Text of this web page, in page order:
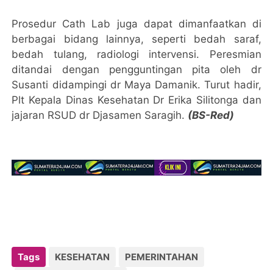
Prosedur Cath Lab juga dapat dimanfaatkan di
berbagai bidang lainnya, seperti bedah saraf,
bedah tulang, radiologi intervensi. Peresmian
ditandai dengan pengguntingan pita oleh dr
Susanti didampingi dr Maya Damanik. Turut hadir,
Plt Kepala Dinas Kesehatan Dr Erika Silitonga dan
jajaran RSUD dr Djasamen Saragih. (BS-Red)
Tags KESEHATAN
PEMERINTAHAN